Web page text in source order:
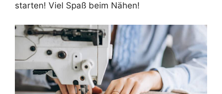
starten! Viel Spaß beim Nähen!